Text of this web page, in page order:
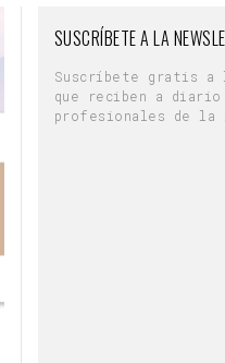
SUSCRÍBETE A LA
Suscríbete gratis a
que reciben a diario
profesionales de la